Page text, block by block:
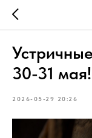
30-31 мая!
2026-05-29 20:26